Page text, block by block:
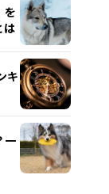
を
は
キ
一